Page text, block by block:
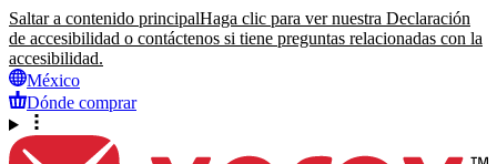
Saltar a contenido principalHaga clic para ver nuestra Declaración
de accesibilidad o contáctenos si tiene preguntas relacionadas con la
accesibilidad.
México
Dónde comprar